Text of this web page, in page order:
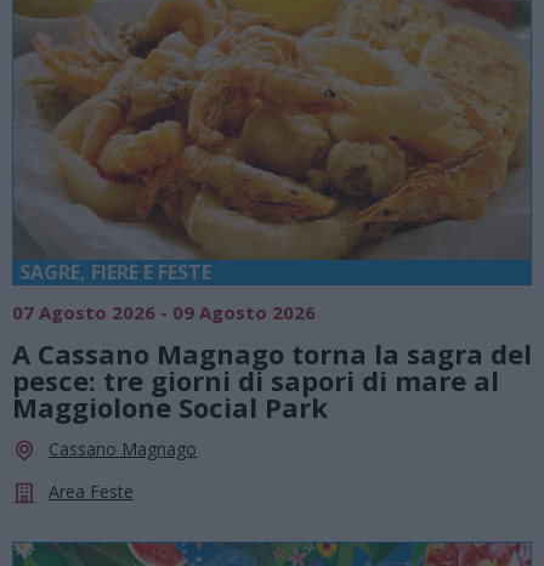
SAGRE, FIERE E FESTE
07 Agosto 2026 - 09 Agosto 2026
A Cassano Magnago torna la sagra del
pesce: tre giorni di sapori di mare al
Maggiolone Social Park
Cassano Magnago
Area Feste